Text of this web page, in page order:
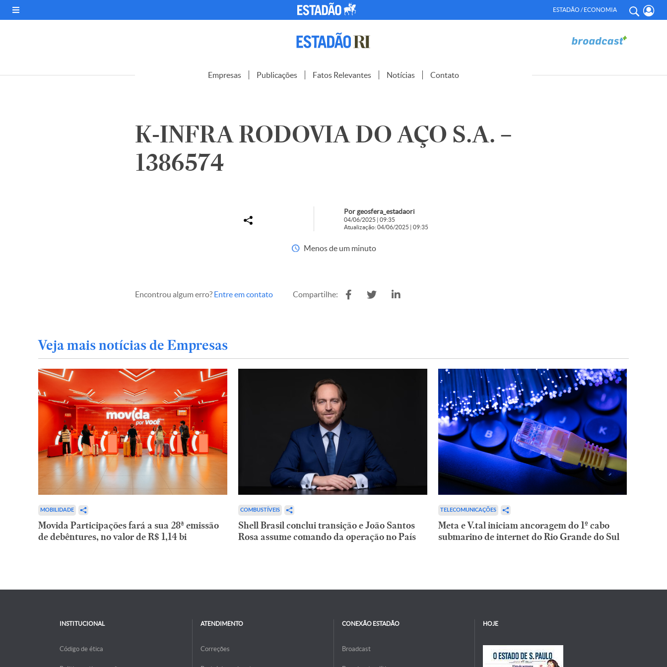
ESTADÃO / ECONOMIA
Empresas Publicações Fatos Relevantes Notícias Contato
K-INFRA RODOVIA DO AÇO S.A. –
1386574
Por geosfera_estadaori
04/06/2025 | 09:35
Atualização: 04/06/2025 | 09:35
Menos de um minuto
Encontrou algum erro? Entre em contato Compartilhe:
Veja mais notícias de Empresas
MOBILIDADE
Movida Participações fará a sua 28ª emissão
de debêntures, no valor de R$ 1,14 bi
COMBUSTÍVEIS
Shell Brasil conclui transição e João Santos
Rosa assume comando da operação no País
TELECOMUNICAÇÕES
Meta e V.tal iniciam ancoragem do 1º cabo
submarino de internet do Rio Grande do Sul
INSTITUCIONAL
Código de ética
ATENDIMENTO
Correções
CONEXÃO ESTADÃO
Broadcast
HOJE